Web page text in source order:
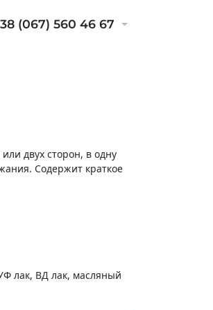
38 (067) 560 46 67
двух сторон, в одну
Содержит краткое
лак, ВД лак, масляный